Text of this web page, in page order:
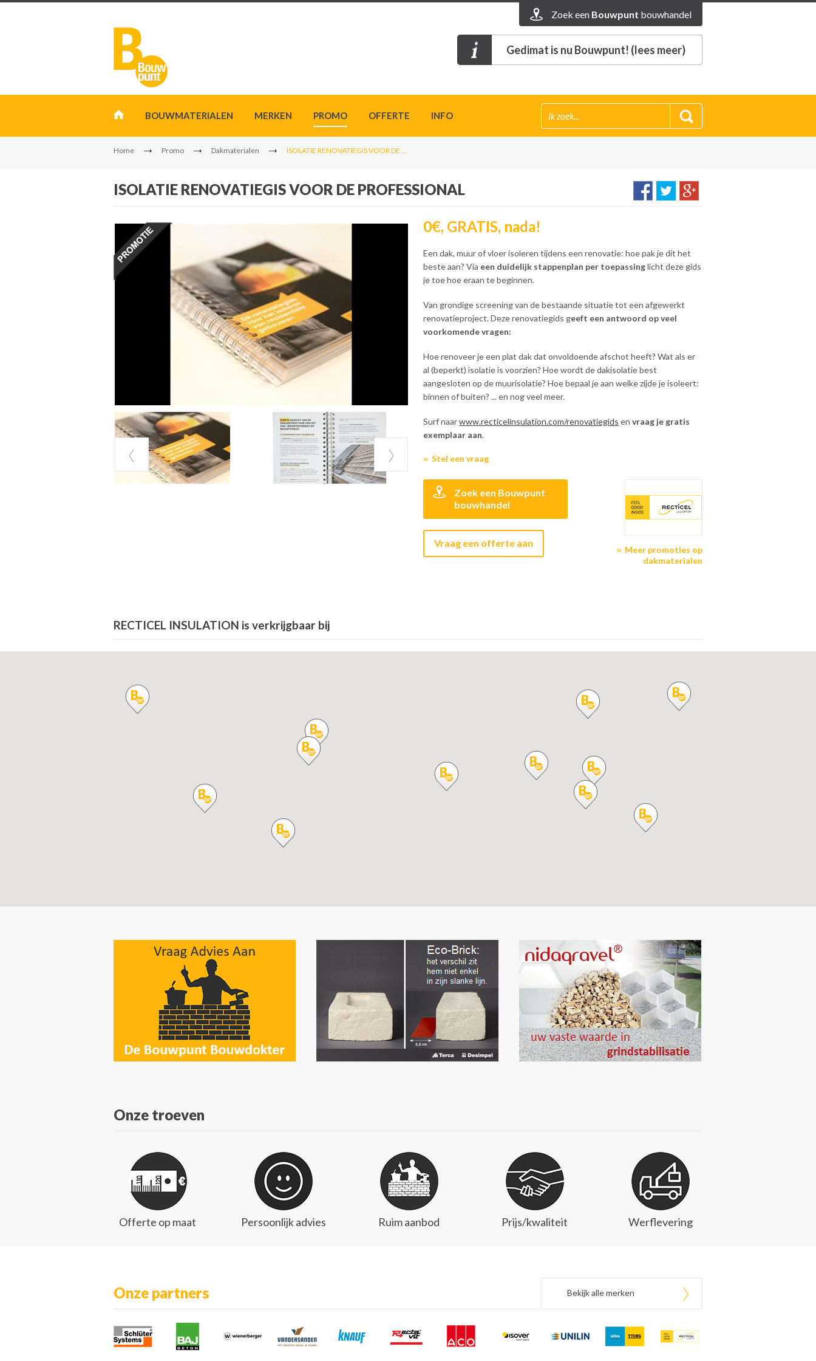
Zoek een Bouwpunt bouwhandel
Gedimat is nu Bouwpunt! (lees meer)
BOUWMATERIALEN MERKEN PROMO OFFERTE INFO
Home Promo Dakmaterialen ISOLATIE RENOVATIEGIS VOOR DE ...
ISOLATIE RENOVATIEGIS VOOR DE PROFESSIONAL
0€, GRATIS, nada!
Een dak, muur of vloer isoleren tijdens een renovatie: hoe pak je dit het
beste aan? Via een duidelijk stappenplan per toepassinglicht deze gids
je toe hoe eraan te beginnen.
Van grondige screening van de bestaande situatie tot een afgewerkt
renovatieproject. Deze renovatiegids geeft een antwoord op veel
voorkomende vragen:
Hoe renoveer je een plat dak dat onvoldoende afschot heeft? Wat als er
al (beperkt) isolatie is voorzien? Hoe wordt de dakisolatie best
aangesloten op de muurisolatie? Hoe bepaal je aan welke zijde je isoleert:
binnen of buiten? ... en nog veel meer.
Surf naarwww.recticelinsulation.com/renovatiegids envraag je gratis
exemplaar aan.
Stel een vraag
Meer promoties op
dakmaterialen
Zoek een Bouwpunt
bouwhandel
Vraag een offerte aan
RECTICEL INSULATION is verkrijgbaar bij
Onze troeven
Offerte op maat Persoonlijk advies Ruim aanbod Prijs/kwaliteit Werflevering
Onze partners Bekijk alle merken